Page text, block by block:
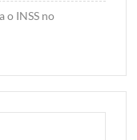
o INSS no